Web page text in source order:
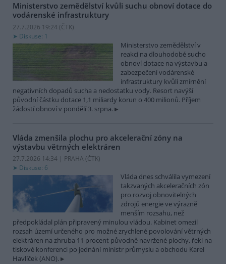
Ministerstvo zemědělství kvůli suchu obnoví dotace do
vodárenské infrastruktury
27.7.2026 19:24 (ČTK)
Diskuse: 1
Ministerstvo zemědělství v
reakci na dlouhodobé sucho
obnoví dotace na výstavbu a
zabezpečení vodárenské
infrastruktury kvůli zmírnění
negativních dopadů sucha a nedostatku vody. Resort navýší
původní částku dotace 1,1 miliardy korun o 400 milionů. Příjem
žádostí obnoví v pondělí 3. srpna.
Vláda zmenšila plochu pro akcelerační zóny na
výstavbu větrných elektráren
27.7.2026 14:34 | PRAHA (ČTK)
Diskuse: 6
Vláda dnes schválila vymezení
takzvaných akceleračních zón
pro rozvoj obnovitelných
zdrojů energie ve výrazně
menším rozsahu, než
předpokládal plán připravený minulou vládou. Kabinet omezil
rozsah území určeného pro možné zrychlené povolování větrných
elektráren na zhruba 11 procent původně navržené plochy, řekl na
tiskové konferenci po jednání ministr průmyslu a obchodu Karel
Havlíček (ANO).